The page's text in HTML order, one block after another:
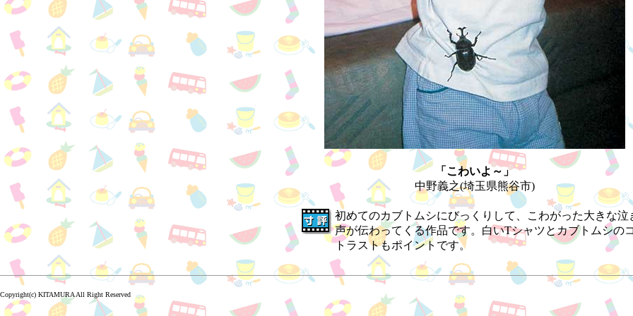
「こわいよ～」
中野義之(埼玉県熊谷市)
初めてのカブトムシにびっくりして、こわがった大きな泣
声が伝わってくる作品です。白いTシャツとカブトムシの
トラストもポイントです。
Copyright(c) KITAMURA All Right Reserved